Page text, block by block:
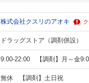
株式会社クスリのアオキ
ドラッグストア（調剤併設）
9:00-22:00 【調剤】月～金
無休 【調剤】土日祝